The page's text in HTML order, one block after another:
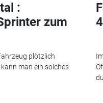
:
zum
plötzlich
man ein solches